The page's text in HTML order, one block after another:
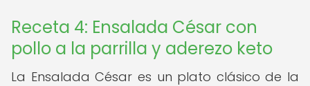
Receta 4: Ensalada César con
pollo a la parrilla y aderezo keto
La Ensalada César es un plato clásico de la